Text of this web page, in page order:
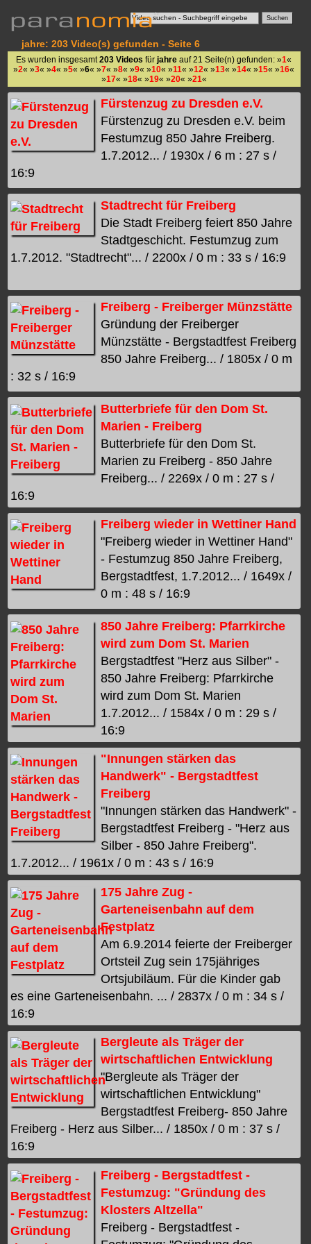
jahre: 203 Video(s) gefunden - Seite 6
Es wurden insgesamt203 Videos fürjahre auf 21 Seite(n) gefunden: »1«
»2« »3« »4« »5« »6« »7« »8« »9« »10« »11« »12« »13« »14« »15« »16«
»17« »18« »19« »20« »21«
Fürstenzug zu Dresden e.V.
Fürstenzug zu Dresden e.V. beim
Festumzug 850 Jahre Freiberg.
1.7.2012... / 1930x / 6 m : 27 s /
16:9
Stadtrecht für Freiberg
Die Stadt Freiberg feiert 850 Jahre
Stadtgeschicht. Festumzug zum
1.7.2012. "Stadtrecht"... / 2200x / 0 m : 33 s / 16:9
Freiberg - Freiberger Münzstätte
Gründung der Freiberger
Münzstätte - Bergstadtfest Freiberg
850 Jahre Freiberg... / 1805x / 0 m
: 32 s / 16:9
Butterbriefe für den Dom St.
Marien - Freiberg
Butterbriefe für den Dom St.
Marien zu Freiberg - 850 Jahre
Freiberg... / 2269x / 0 m : 27 s /
16:9
Freiberg wieder in Wettiner Hand
"Freiberg wieder in Wettiner Hand"
- Festumzug 850 Jahre Freiberg,
Bergstadtfest, 1.7.2012... / 1649x /
0 m : 48 s / 16:9
850 Jahre Freiberg: Pfarrkirche
wird zum Dom St. Marien
Bergstadtfest "Herz aus Silber" -
850 Jahre Freiberg: Pfarrkirche
wird zum Dom St. Marien
1.7.2012... / 1584x / 0 m : 29 s /
16:9
"Innungen stärken das
Handwerk" - Bergstadtfest
Freiberg
"Innungen stärken das Handwerk" -
Bergstadtfest Freiberg - "Herz aus
Silber - 850 Jahre Freiberg".
1.7.2012... / 1961x / 0 m : 43 s / 16:9
175 Jahre Zug -
Garteneisenbahn auf dem
Festplatz
Am 6.9.2014 feierte der Freiberger
Ortsteil Zug sein 175jähriges
Ortsjubiläum. Für die Kinder gab
es eine Garteneisenbahn. ... / 2837x / 0 m : 34 s /
16:9
Bergleute als Träger der
wirtschaftlichen Entwicklung
"Bergleute als Träger der
wirtschaftlichen Entwicklung"
Bergstadtfest Freiberg- 850 Jahre
Freiberg - Herz aus Silber... / 1850x / 0 m : 37 s /
16:9
Freiberg - Bergstadtfest -
Festumzug: "Gründung des
Klosters Altzella"
Freiberg - Bergstadtfest -